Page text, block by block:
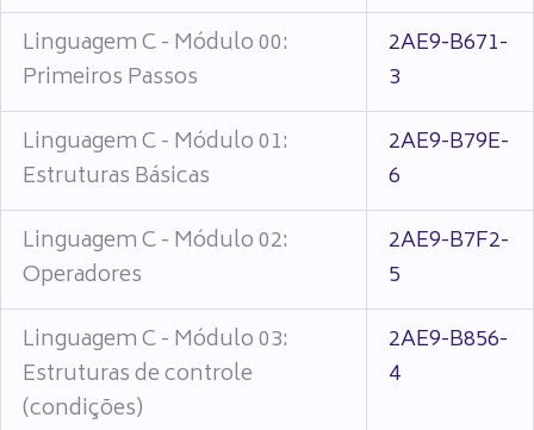
Linguagem C - Módulo 00:
Primeiros Passos
2AE9-B671-
3
Linguagem C - Módulo 01:
Estruturas Básicas
2AE9-B79E-
6
Linguagem C - Módulo 02:
Operadores
2AE9-B7F2-
5
Linguagem C - Módulo 03:
Estruturas de controle
(condições)
2AE9-B856-
4